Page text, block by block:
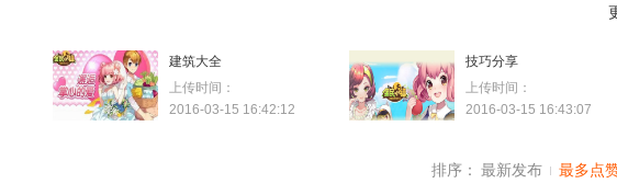
建筑大全
上传时间：
2016-03-15 16:42:12
技巧分享
上传时间：
2016-03-15 16:43:07
排序： 最新发布 最多点